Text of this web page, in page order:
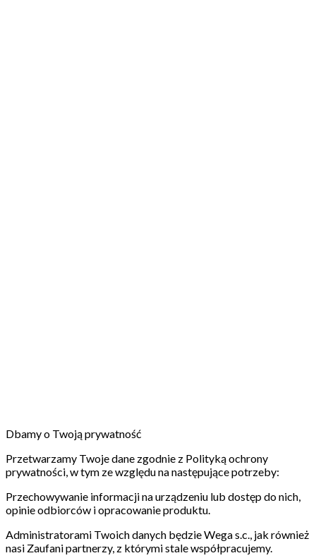
Dbamy o Twoją prywatność
Przetwarzamy Twoje dane zgodnie z Polityką ochrony
prywatności, w tym ze względu na następujące potrzeby:
Przechowywanie informacji na urządzeniu lub dostęp do nich,
opinie odbiorców i opracowanie produktu.
Administratorami Twoich danych będzie Wega s.c., jak również
nasi Zaufani partnerzy, z którymi stale współpracujemy.